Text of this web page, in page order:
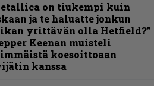
on tiukempi kuin
ja te haluatte jonkun
yrittävän olla Hetfield?”
Keenan muisteli
koesoittoaan
kanssa